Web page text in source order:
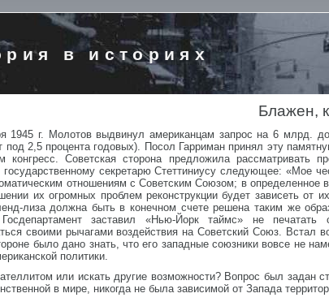
в историях
Блажен,
1945 г. Молотов выдвинул американцам запрос на 6 млрд.
под 2,5 процента годовых). Посол Гарриман принял эту
конгресс. Советская сторона предложила рассматривать
государственному секретарю Стеттиниусу следующее: «Мое
отношениям с Советским Союзом; в определенное
их огромных проблем реконструкции будет зависеть
лиза должна быть в конечном счете решена таким же
Госдепартамент заставил «Нью-Йорк таймс» не
своими рычагами воздействия на Советский Союз.
было дано знать, что его западные союзники вовсе не
политики.
или искать другие возможности? Вопрос был задан
в мире, никогда не была зависимой от Запада